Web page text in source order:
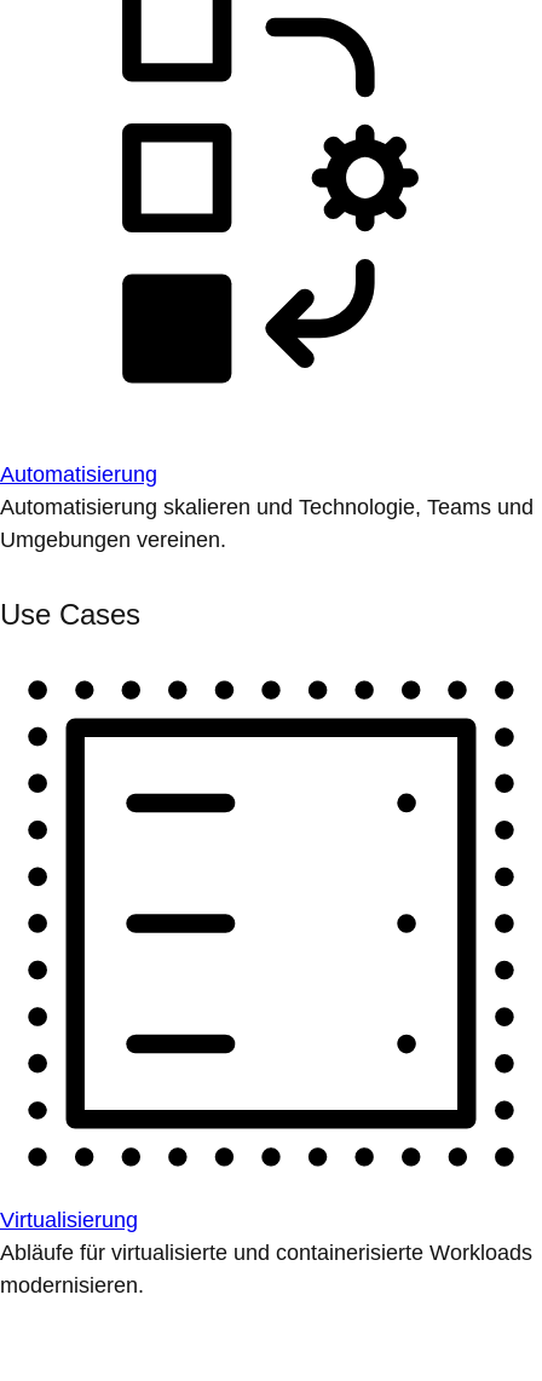
Automatisierung
Automatisierung skalieren und Technologie, Teams und
Umgebungen vereinen.
Use Cases
Virtualisierung
Abläufe für virtualisierte und containerisierte Workloads
modernisieren.